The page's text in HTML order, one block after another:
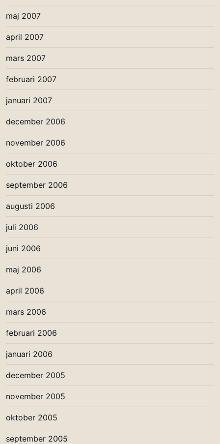
maj 2007
april 2007
mars 2007
februari 2007
januari 2007
december 2006
november 2006
oktober 2006
september 2006
augusti 2006
juli 2006
juni 2006
maj 2006
april 2006
mars 2006
februari 2006
januari 2006
december 2005
november 2005
oktober 2005
september 2005